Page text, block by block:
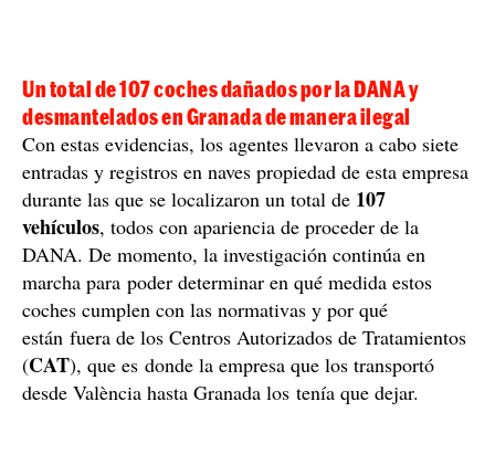
Un total de 107 coches dañados por la DANA y
desmantelados en Granada de manera ilegal
Con estas evidencias, los agentes llevaron a cabo siete
entradas y registros en naves propiedad de esta empresa
durante las que se localizaron un total de 107
vehículos, todos con apariencia de proceder de la
DANA. De momento, la investigación continúa en
marcha para poder determinar en qué medida estos
coches cumplen con las normativas y por qué
están fuera de los Centros Autorizados de Tratamientos
(CAT), que es donde la empresa que los transportó
desde València hasta Granada los tenía que dejar.